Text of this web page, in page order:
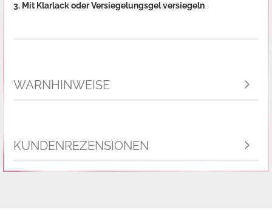
3. Mit Klarlack oder Versiegelungsgel versiegeln
WARNHINWEISE
KUNDENREZENSIONEN